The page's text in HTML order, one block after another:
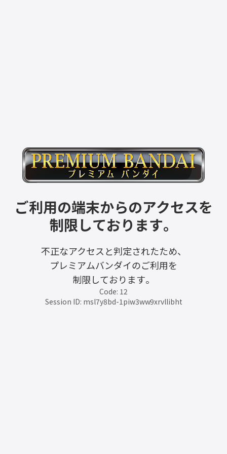
ご利用の端末からのアクセスを
制限しております。
不正なアクセスと判定されたため、
プレミアムバンダイのご利用を
制限しております。
Code: 12
Session ID: msl7y8bd-1piw3ww9xrvllibht